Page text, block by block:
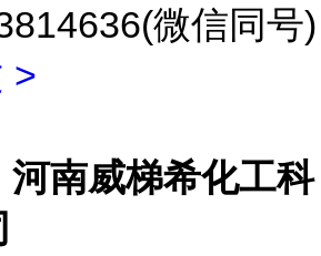
微信同号)
>
河南威梯希化工科